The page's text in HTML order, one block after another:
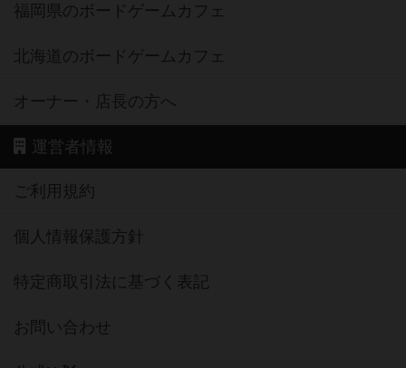
福岡県のボードゲームカフェ
北海道のボードゲームカフェ
オーナー・店長の方へ
運営者情報
ご利用規約
個人情報保護方針
特定商取引法に基づく表記
お問い合わせ